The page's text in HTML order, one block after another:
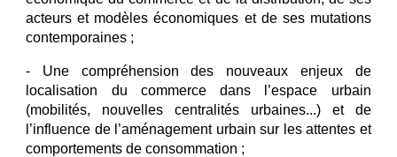
acteurs et modèles économiques et de ses mutations
contemporaines ;
- Une compréhension des nouveaux enjeux de
localisation du commerce dans l’espace urbain
(mobilités, nouvelles centralités urbaines...) et de
l’influence de l’aménagement urbain sur les attentes et
comportements de consommation ;